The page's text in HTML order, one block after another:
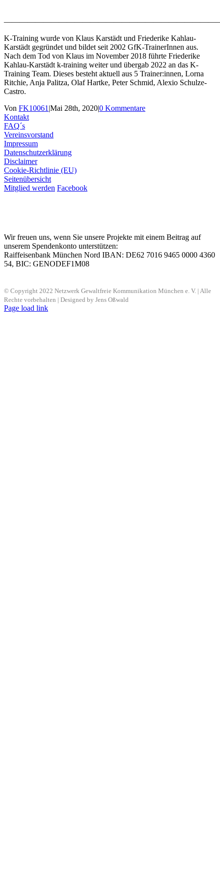
K-Training wurde von Klaus Karstädt und Friederike Kahlau-
Karstädt gegründet und bildet seit 2002 GfK-TrainerInnen aus.
Nach dem Tod von Klaus im November 2018 führte Friederike
Kahlau-Karstädt k-training weiter und übergab 2022 an das K-
Training Team. Dieses besteht aktuell aus 5 Trainer:innen, Lorna
Ritchie, Anja Palitza, Olaf Hartke, Peter Schmid, Alexio Schulze-
Castro.
Von FK10061 |Mai 28th, 2020|0 Kommentare
Kontakt
FAQ´s
Vereinsvorstand
Impressum
Datenschutzerklärung
Disclaimer
Cookie-Richtlinie (EU)
Seitenübersicht
Mitglied werden Facebook
Wir freuen uns, wenn Sie unsere Projekte mit einem Beitrag auf
unserem Spendenkonto unterstützen:
Raiffeisenbank München Nord IBAN: DE62 7016 9465 0000 4360
54, BIC: GENODEF1M08
© Copyright 2022 Netzwerk Gewaltfreie Kommunikation München e. V. | Alle
Rechte vorbehalten | Designed by Jens Oßwald
Page load link